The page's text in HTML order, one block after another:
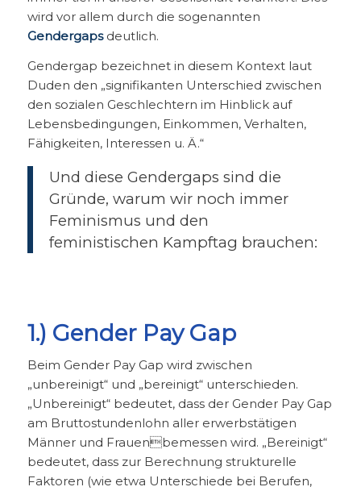
wird vor allem durch die sogenannten
Gendergapsdeutlich.
Gendergap bezeichnet in diesem Kontext laut
Duden den „signifikanten Unterschied zwischen
den sozialen Geschlechtern im Hinblick auf
Lebensbedingungen, Einkommen, Verhalten,
Fähigkeiten, Interessen u. Ä.“
Und diese Gendergaps sind die
Gründe, warum wir noch immer
Feminismus und den
feministischen Kampftag brauchen:
1.) Gender Pay Gap
Beim Gender Pay Gap wird zwischen
„unbereinigt“ und „bereinigt“ unterschieden.
„Unbereinigt“ bedeutet, dass der Gender Pay Gap
am Bruttostundenlohn aller erwerbstätigen
Männer und Frauenbemessen wird. „Bereinigt“
bedeutet, dass zur Berechnung strukturelle
Faktoren (wie etwa Unterschiede bei Berufen,